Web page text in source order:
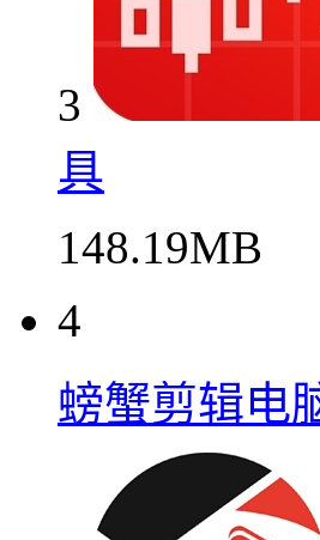
3
具
148.19MB
4
螃蟹剪辑电